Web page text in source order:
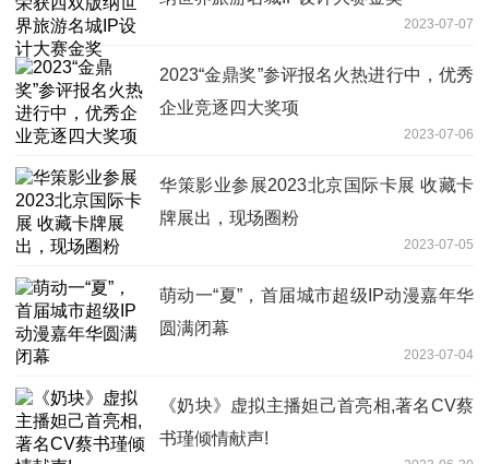
2023-07-07
2023“金鼎奖”参评报名火热进行中，优秀
企业竞逐四大奖项
2023-07-06
华策影业参展2023北京国际卡展 收藏卡
牌展出，现场圈粉
2023-07-05
萌动一“夏”，首届城市超级IP动漫嘉年华
圆满闭幕
2023-07-04
《奶块》虚拟主播妲己首亮相,著名CV蔡
书瑾倾情献声!